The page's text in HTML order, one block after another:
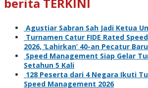
berita TERKINI
Agustiar Sabran Sah Jadi Ketua
Turnamen Catur FIDE Rated
2026, ‘Lahirkan’ 40-an Pecatur Baru
Speed Management Siap Gelar
Setahun 5 Kali
128 Peserta dari 4 Negara Ikuti
Speed Management 2026